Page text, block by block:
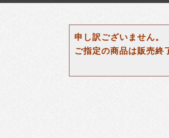
申し訳ございません。
ご指定の商品は販売終